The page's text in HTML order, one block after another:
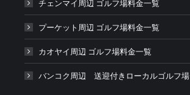
チェンマイ周辺 ゴルフ場料金一覧
プーケット周辺 ゴルフ場料金一覧
カオヤイ周辺 ゴルフ場料金一覧
バンコク周辺 送迎付きローカルゴルフ場